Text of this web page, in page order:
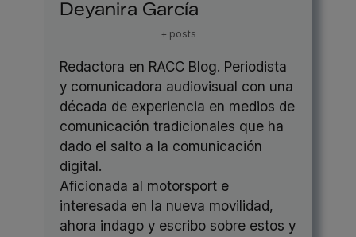
Deyanira García
+ posts
Redactora en RACC Blog. Periodista
y comunicadora audiovisual con una
década de experiencia en medios de
comunicación tradicionales que ha
dado el salto a la comunicación
digital.
Aficionada al motorsport e
interesada en la nueva movilidad,
ahora indago y escribo sobre estos y